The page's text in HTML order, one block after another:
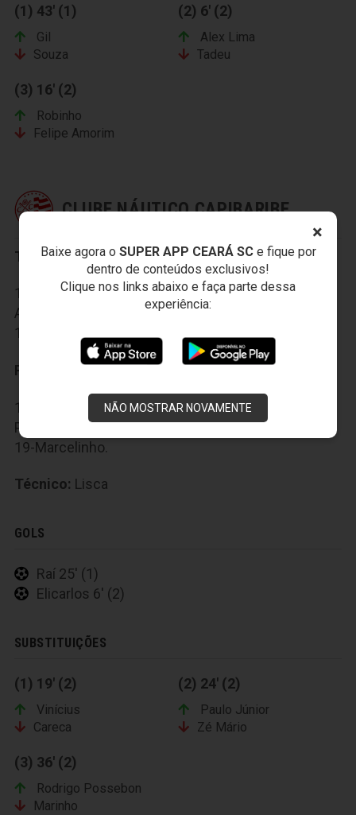
×
Baixe agora o SUPER APP CEARÁ SCe fique por
dentro de conteúdos exclusivos!
Clique nos links abaixo e faça parte dessa
experiência:
NÃO MOSTRAR NOVAMENTE
(1) 43' (1)
Gil
Souza
(2) 6' (2)
Alex Lima
Tadeu
(3) 16' (2)
Robinho
Felipe Amorim
CLUBE NÁUTICO CAPIBARIBE
Titulares:
1-Alessandro, 2-Jackson, 3-Leonardo, 4-Willian
Alves, 5-Dê, 6-Raí, 7-Marinho, 8-Elicarlos, 9-Careca,
10-Zé Mário e 11-Yuri.
Reservas:
12-Jefferson, 13-Romário, 14-Liniker, 15-Rodrigo
Possebon, 16-Leleu, 17-Vinícius, 18-Paulo Júnior e
19-Marcelinho.
Técnico: Lisca
GOLS
Raí 25' (1)
Elicarlos 6' (2)
SUBSTITUIÇÕES
(1) 19' (2)
Vinícius
Careca
(2) 24' (2)
Paulo Júnior
Zé Mário
(3) 36' (2)
Rodrigo Possebon
Marinho